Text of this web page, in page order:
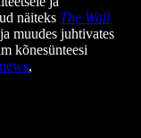
näiteks The Wall
ja muudes juhtivates
kõnesünteesi
,